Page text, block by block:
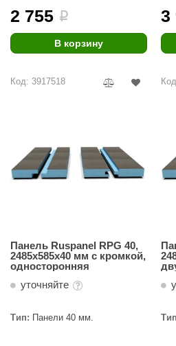
2 755 i
В корзину
3
Код: 3917518
Панель Ruspanel RPG 40,
2485х585х40 мм с кромкой,
односторонняя
уточняйте
Тип: Панели 40 мм.